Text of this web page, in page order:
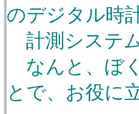
のデジタル時
計測システ
なんと、ぼ
とで、お役に